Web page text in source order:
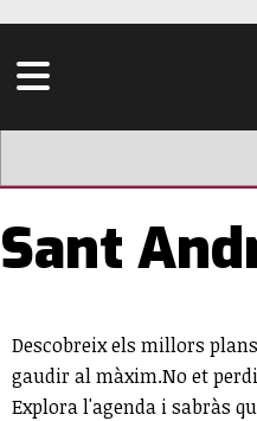
Sant
Descobreix els millors
gaudir al màxim.No et
Explora l'agenda i sabràs